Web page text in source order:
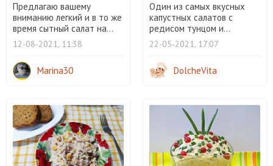
Предлагаю вашему
вниманию легкий и в то же
время сытный салат на...
12-08-2021, 11:38
Marina30
Один из самых вкусных
капустных салатов с
редисом тунцом и...
22-05-2021, 17:07
DolcheVita